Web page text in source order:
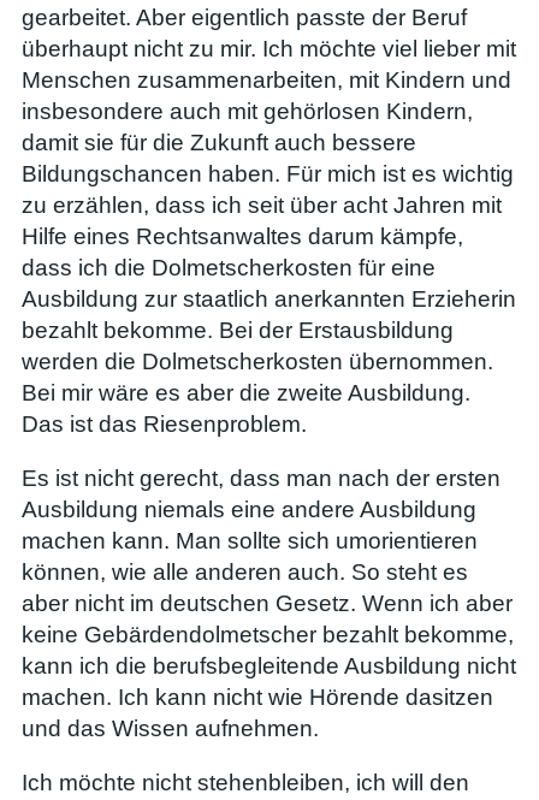
gearbeitet. Aber eigentlich passte der Beruf
überhaupt nicht zu mir. Ich möchte viel lieber mit
Menschen zusammenarbeiten, mit Kindern und
insbesondere auch mit gehörlosen Kindern,
damit sie für die Zukunft auch bessere
Bildungschancen haben. Für mich ist es wichtig
zu erzählen, dass ich seit über acht Jahren mit
Hilfe eines Rechtsanwaltes darum kämpfe,
dass ich die Dolmetscherkosten für eine
Ausbildung zur staatlich anerkannten Erzieherin
bezahlt bekomme. Bei der Erstausbildung
werden die Dolmetscherkosten übernommen.
Bei mir wäre es aber die zweite Ausbildung.
Das ist das Riesenproblem.
Es ist nicht gerecht, dass man nach der ersten
Ausbildung niemals eine andere Ausbildung
machen kann. Man sollte sich umorientieren
können, wie alle anderen auch. So steht es
aber nicht im deutschen Gesetz. Wenn ich aber
keine Gebärdendolmetscher bezahlt bekomme,
kann ich die berufsbegleitende Ausbildung nicht
machen. Ich kann nicht wie Hörende dasitzen
und das Wissen aufnehmen.
Ich möchte nicht stehenbleiben, ich will den